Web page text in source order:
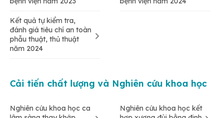
Kết quả tự kiểm tra,
đánh giá tiêu chí an toàn
phẫu thuật, thủ thuật
năm 2024
Cải tiến chất lượng và Nghiên cứu khoa học
Nghiên cứu khoa học ca
Nghiên cứu khoa học kết